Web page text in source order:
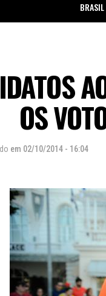
BRASIL
OS
em 02/10/2014 - 16:04